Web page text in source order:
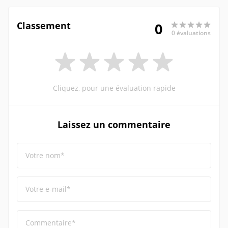
Classement 0 0 évaluations
Cliquez, pour une évaluation rapide
Laissez un commentaire
Votre nom*
Votre e-mail*
Commentaire*